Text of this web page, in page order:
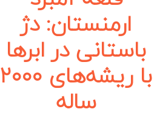
ارمنستان: دژ
باستانی در ابرها
با ریشه‌های ۲۰۰۰
ساله